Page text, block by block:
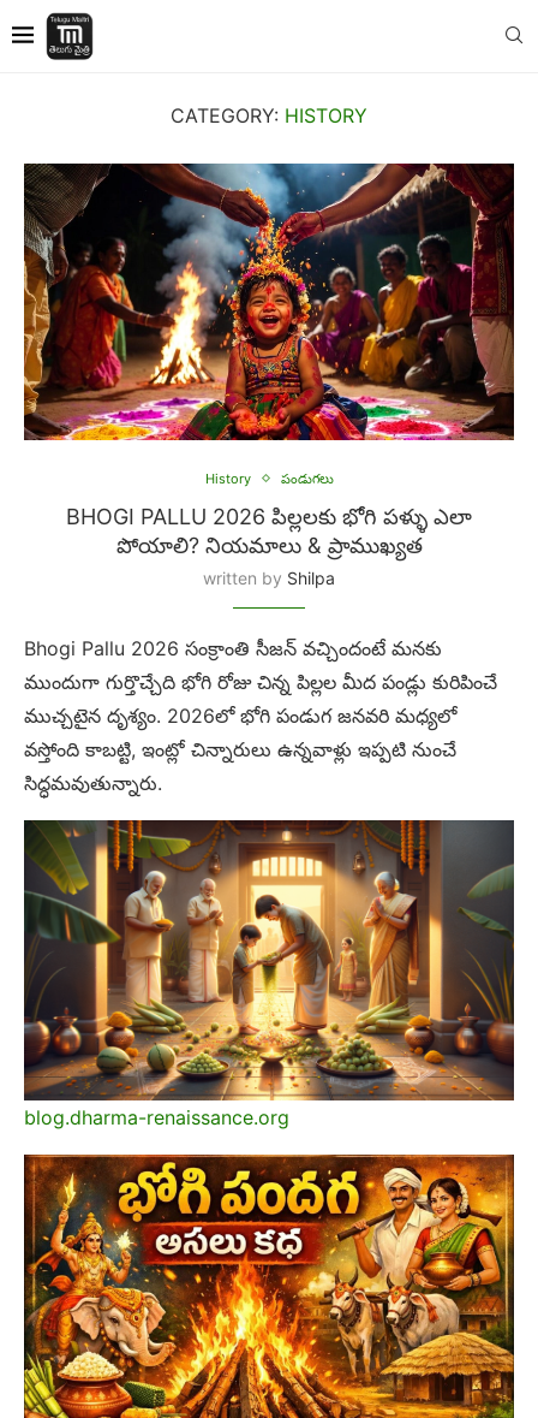
CATEGORY: HISTORY
History పండుగలు
BHOGI PALLU 2026 పిల్లలకు భోగి పళ్ళు ఎలా
పోయాలి? నియమాలు & ప్రాముఖ్యత
written by Shilpa
Bhogi Pallu 2026 సంక్రాంతి సీజన్ వచ్చిందంటే మనకు
ముందుగా గుర్తొచ్చేది భోగి రోజు చిన్న పిల్లల మీద పండ్లు కురిపించే
ముచ్చటైన దృశ్యం. 2026లో భోగి పండుగ జనవరి మధ్యలో
వస్తోంది కాబట్టి, ఇంట్లో చిన్నారులు ఉన్నవాళ్లు ఇప్పటి నుంచే
సిద్ధమవుతున్నారు.
blog.dharma-renaissance.org